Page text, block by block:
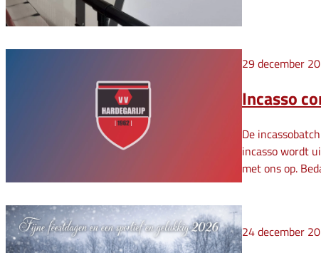
29 december
Incasso
De
incasso wordt
met ons op.
24 december